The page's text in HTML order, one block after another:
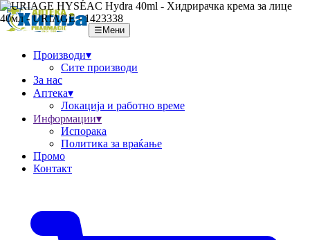
☰ Мени
Производи▾
Сите производи
За нас
Аптека▾
Локациja и работно време
Информации▾
Испорака
Политика за враќање
Промо
Контакт